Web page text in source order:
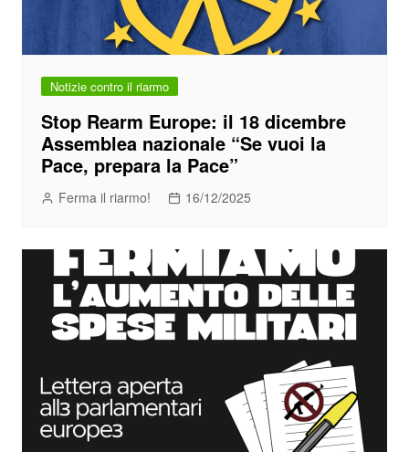
Notizie contro il riarmo
Stop Rearm Europe: il 18 dicembre
Assemblea nazionale “Se vuoi la
Pace, prepara la Pace”
Ferma il riarmo! 16/12/2025